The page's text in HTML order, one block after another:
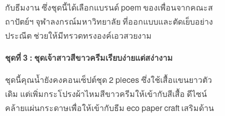
กับธีมงาน ซึ่งชุดนี้ได้เลือกแบรนด์ poem ของเพื่อนจากคณะส
ถาปัตย์ฯ จุฬาลงกรณ์มหาวิทยาลัย ที่ออกแบบและตัดเย็บอย่าง
ประณีต ช่วยให้มีทรวดทรงองค์เอวสวยงาม
ชุดที่ 3 : ชุดเจ้าสาวสีขาวครีมเรียบง่ายแต่สง่างาม
ชุดนี้คุณน้ำยังคงคอนเซ็ปต์ชุด 2 pieces ซึ่งใช้เสื้อแขนยาวตัว
เดิม แต่เพิ่มกระโปรงผ้าไหมสีขาวครีมให้เข้ากับสีเสื้อ ดีไซน์
คล้ายแผ่นกระดาษเพื่อให้เข้ากับธีม eco paper craft เสริมด้าน